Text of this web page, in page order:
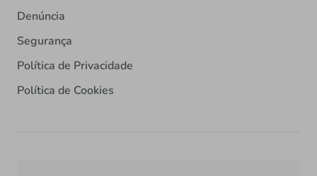
Denúncia
Segurança
Política de Privacidade
Política de Cookies